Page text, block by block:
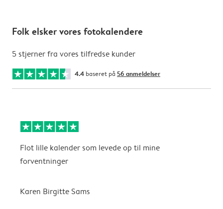
Folk elsker vores fotokalendere
5 stjerner fra vores tilfredse kunder
4.4 baseret på 56 anmeldelser
Flot lille kalender som levede op til mine
forventninger
Karen Birgitte Sams